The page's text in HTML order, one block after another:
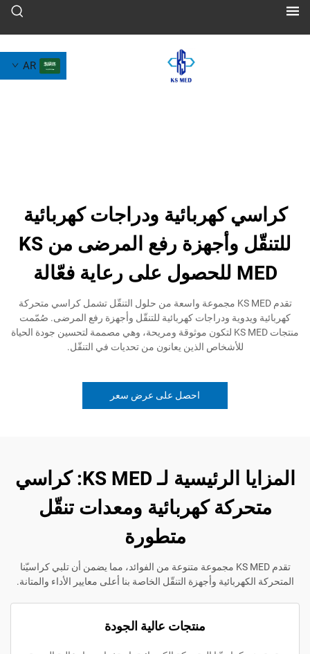
كهربائية ودراجات كهربائية
للتنقّل وأجهزة رفع المرضى من KS
تقدم KS MED مجموعة واسعة من حلول التنقّل تشمل كراسي متحركة
ودراجات كهربائية للتنقّل وأجهزة رفع المرضى. صُمّمت
منتجات KS MED لتكون موثوقة ومريحة، وهي مصممة لتحسين جودة الحياة
للأشخاص الذين يعانون من تحديات في التنقّل.
احصل على عرض سعر
المزايا الرئيسية لـ KS MED: كراسي
كهربائية ومعدات تنقّل
متطورة
تقدم KS MED مجموعة متنوعة من الفوائد، مما يضمن أن تلبي كراسيّنا
وأجهزة التنقّل الخاصة بنا أعلى معايير الأداء والمتانة.
منتجات عالية الجودة